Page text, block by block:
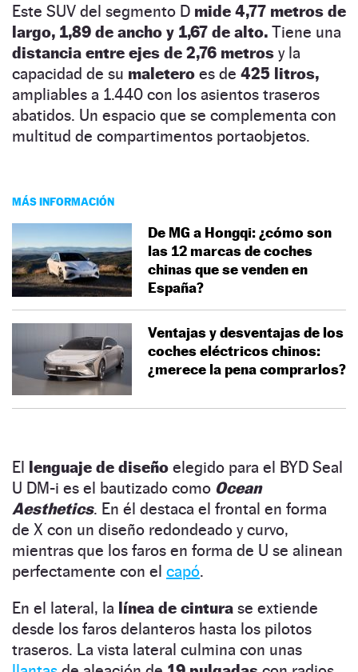
Este SUV del segmento D mide 4,77 metros de
largo, 1,89 de ancho y 1,67 de alto. Tiene una
distancia entre ejes de 2,76 metros y la
capacidad de su maletero es de 425 litros,
ampliables a 1.440 con los asientos traseros
abatidos. Un espacio que se complementa con
multitud de compartimentos portaobjetos.
MÁS INFORMACIÓN
De MG a Hongqi: ¿cómo son
las 12 marcas de coches
chinas que se venden en
España?
Ventajas y desventajas de los
coches eléctricos chinos:
¿merece la pena comprarlos?
El lenguaje de diseño elegido para el BYD Seal
U DM-i es el bautizado como Ocean
Aesthetics. En él destaca el frontal en forma
de X con un diseño redondeado y curvo,
mientras que los faros en forma de U se alinean
perfectamente con el capó.
En el lateral, la línea de cintura se extiende
desde los faros delanteros hasta los pilotos
traseros. La vista lateral culmina con unas